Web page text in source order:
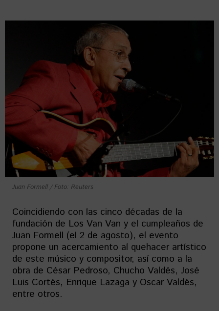
Juan Formell / Foto: Reuters
Coincidiendo con las cinco décadas de la
fundación de Los Van Van y el cumpleaños de
Juan Formell (el 2 de agosto), el evento
propone un acercamiento al quehacer artístico
de este músico y compositor, así como a la
obra de César Pedroso, Chucho Valdés, José
Luis Cortés, Enrique Lazaga y Oscar Valdés,
entre otros.